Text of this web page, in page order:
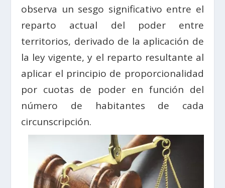
observa un sesgo significativo entre el
reparto actual del poder entre
territorios, derivado de la aplicación de
la ley vigente, y el reparto resultante al
aplicar el principio de proporcionalidad
por cuotas de poder en función del
número de habitantes de cada
circunscripción.